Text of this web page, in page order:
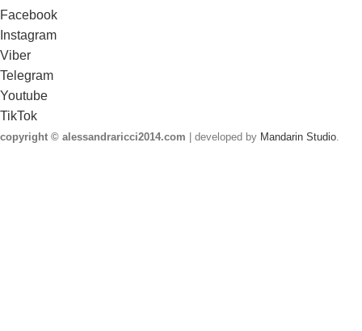
Facebook
Instagram
Viber
Telegram
Youtube
TikTok
copyright © alessandraricci2014.com | developed by Mandarin Studio